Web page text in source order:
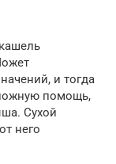
и тогда
помощь,
Сухой
него